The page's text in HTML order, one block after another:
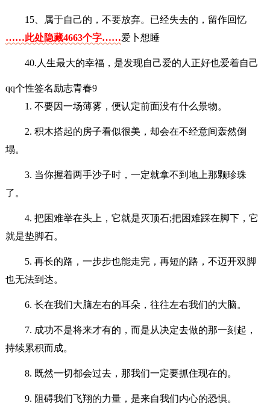
15、属于自己的，不要放弃。已经失去的，留作回忆
……此处隐藏4663个字……爱卜想睡
40.人生最大的幸福，是发现自己爱的人正好也爱着自己
qq个性签名励志青春9
1. 不要因一场薄雾，便认定前面没有什么景物。
2. 积木搭起的房子看似很美，却会在不经意间轰然倒
塌。
3. 当你握着两手沙子时，一定就拿不到地上那颗珍珠
了。
4. 把困难举在头上，它就是灭顶石;把困难踩在脚下，它
就是垫脚石。
5. 再长的路，一步步也能走完，再短的路，不迈开双脚
也无法到达。
6. 长在我们大脑左右的耳朵，往往左右我们的大脑。
7. 成功不是将来才有的，而是从决定去做的那一刻起，
持续累积而成。
8. 既然一切都会过去，那我们一定要抓住现在的。
9. 阻碍我们飞翔的力量，是来自我们内心的恐惧。